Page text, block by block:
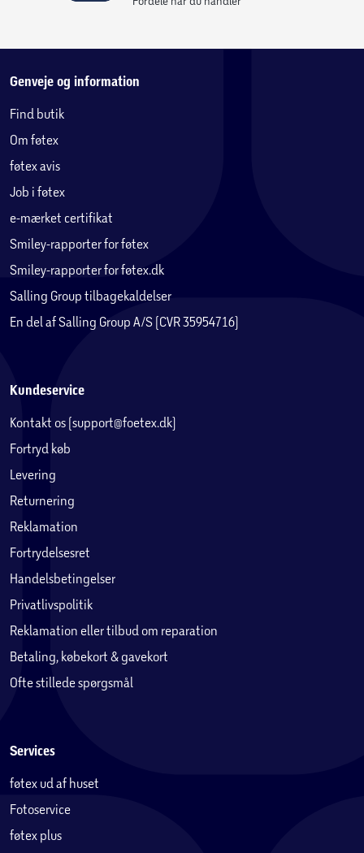
Genveje og information
Find butik
Om føtex
føtex avis
Job i føtex
e-mærket certifikat
Smiley-rapporter for føtex
Smiley-rapporter for føtex.dk
Salling Group tilbagekaldelser
En del af Salling Group A/S (CVR 35954716)
Kundeservice
Kontakt os (support@foetex.dk)
Fortryd køb
Levering
Returnering
Reklamation
Fortrydelsesret
Handelsbetingelser
Privatlivspolitik
Reklamation eller tilbud om reparation
Betaling, købekort & gavekort
Ofte stillede spørgsmål
Services
føtex ud af huset
Fotoservice
føtex plus